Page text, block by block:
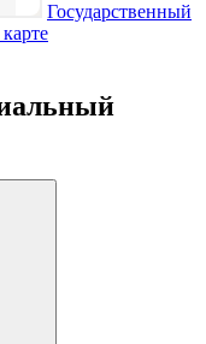
Государственный